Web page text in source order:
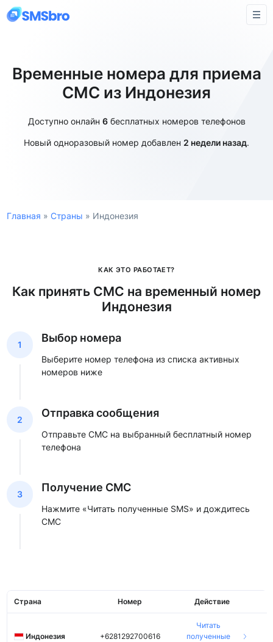
Временные номера для приема
СМС из Индонезия
Доступно онлайн 6бесплатных номеров телефонов
Новый одноразовый номер добавлен 2 недели назад.
Главная » Страны » Индонезия
КАК ЭТО РАБОТАЕТ?
Как принять СМС на временный номер
Индонезия
1
Выбор номера
Выберите номер телефона из списка активных
номеров ниже
2
Отправка сообщения
Отправьте СМС на выбранный бесплатный номер
телефона
3
Получение СМС
Нажмите «Читать полученные SMS» и дождитесь
СМС
Страна Номер Действие
Индонезия +6281292700616
Читать
полученные